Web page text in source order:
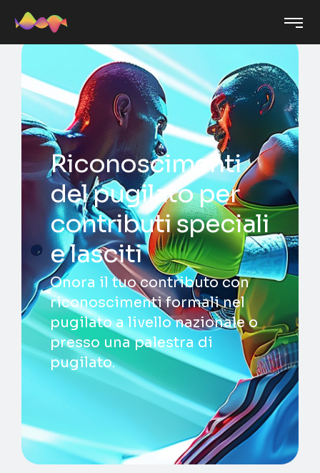
Riconoscimenti
del pugilato per
contributi speciali
e lasciti
Onora il tuo contributo con
riconoscimenti formali nel
pugilato a livello nazionale o
presso una palestra di
pugilato.